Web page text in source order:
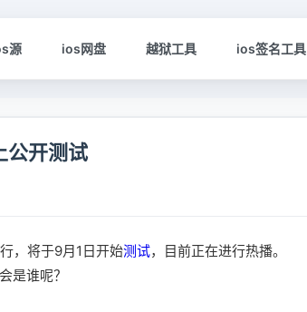
源 ios网盘 越狱工具 ios签名工具
公开测试
，将于9月1日开始测试，目前正在进行热播。
是谁呢？